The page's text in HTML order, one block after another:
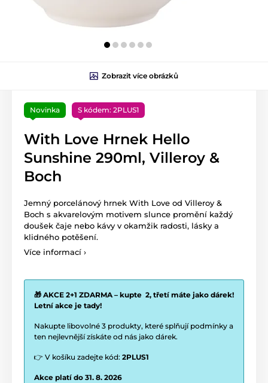
Zobrazit více obrázků
Novinka S kódem: 2PLUS1
With Love Hrnek Hello
Sunshine 290ml, Villeroy &
Boch
Jemný porcelánový hrnek With Love od Villeroy &
Boch s akvarelovým motivem slunce promění každý
doušek čaje nebo kávy v okamžik radosti, lásky a
klidného potěšení.
Více informací ›
🎁 AKCE 2+1 ZDARMA – kupte 2, třetí máte jako dárek!
Letní akce je tady!
Nakupte libovolné 3 produkty, které splňují podmínky a
ten nejlevnější získáte od nás jako dárek.
👉 V košíku zadejte kód: 2PLUS1
Akce platí do 31. 8. 2026